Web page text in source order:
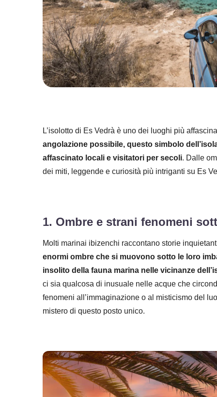
L’isolotto di Es Vedrà è uno dei luoghi più
angolazione possibile, questo simbolo
affascinato locali e visitatori per secoli. Dalle
dei miti, leggende e curiosità più intriganti su Es
1. Ombre e strani fenomeni
Molti marinai ibizenchi raccontano storie
enormi ombre che si muovono sotto le loro
insolito della fauna marina nelle vicinanze
ci sia qualcosa di inusuale nelle acque che
fenomeni all’immaginazione o al misticismo del
mistero di questo posto unico.